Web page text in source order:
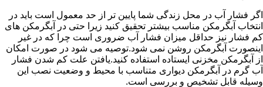
اگر فشار آب در محل زندگی شما پایین تر از حد معمول است باید در
انتخاب آبگرمکن مناسب بیشتر تحقیق کنید زیرا حتی در آبگرمکن های
کم فشار نیز حداقل میزان فشار آب ضروری است چرا که در غیر
اینصورت آبگرمکن روشن نمی شود.توصیه می شود در صورت امکان
از آبگرمکن مخزنی ایستاده استفاده کنید.یافتن علت کم شدن فشار
آب گرم در آبگرمکن دیواری متناسب با محیط و وضعیت نصب این
وسیله قابل تشخیص و بررسی است.